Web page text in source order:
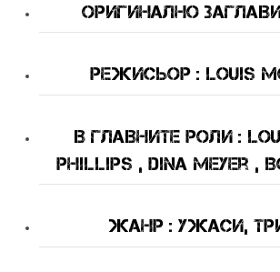
Оригинално
Режисьор : Louis
В Главните Роли :
Phillips , Dina Meyer ,
Жанр : ужаси,